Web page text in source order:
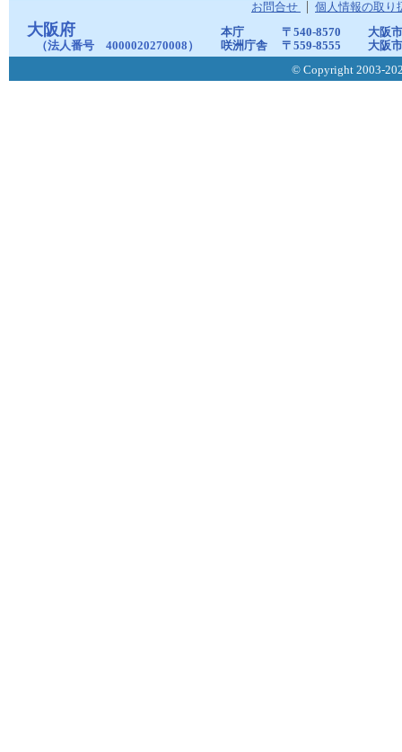
お問合せ 個人情報の取り
大阪府
（法人番号 4000020270008）
本庁 〒540-8570
大阪
咲洲庁舎
〒559-8555
大阪
© Copyright 2003-